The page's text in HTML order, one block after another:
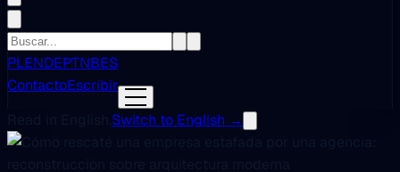
PLENDEPTNBES
ContactoEscribir
Switch to English →